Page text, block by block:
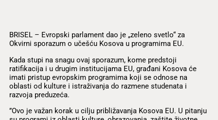
BRISEL – Evropski parlament dao je „zeleno svetlo“ za
Okvirni sporazum o učešću Kosova u programima EU.
Kada stupi na snagu ovaj sporazum, kome predstoji
ratifikacija i u drugim institucijama EU, građani Kosova će
imati pristup evropskim programima koji se odnose na
oblasti od kulture i istraživanja do razmene studenata i
razvoja preduzeća.
”Ovo je važan korak u cilju približavanja Kosova EU. U pitanju